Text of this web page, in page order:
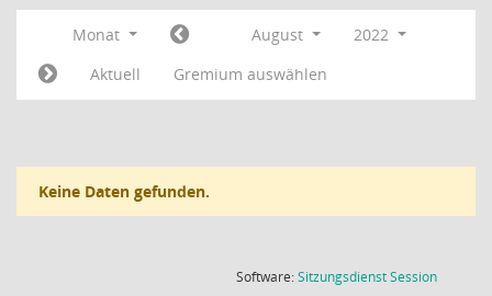
Monat August
2022
Aktuell
Gremium auswählen
Keine Daten gefunden.
Software:SitzungsdienstSession(Wird in